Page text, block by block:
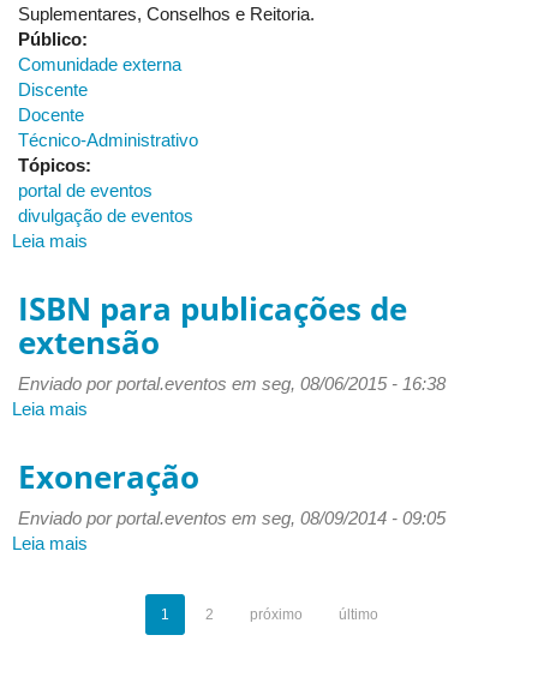
Suplementares, Conselhos e Reitoria.
Público:
Comunidade externa
Discente
Docente
Técnico-Administrativo
Tópicos:
portal de eventos
divulgação de eventos
Leia mais
organizando
um
que
na
UFU.
É
ISBN para publicações de
extensão
Enviado porportal.eventos em seg, 08/06/2015 - 16:38
Leia mais
publicações
extensão
Exoneração
Enviado porportal.eventos em seg, 08/09/2014 - 09:05
Leia mais
1 2 próximo último